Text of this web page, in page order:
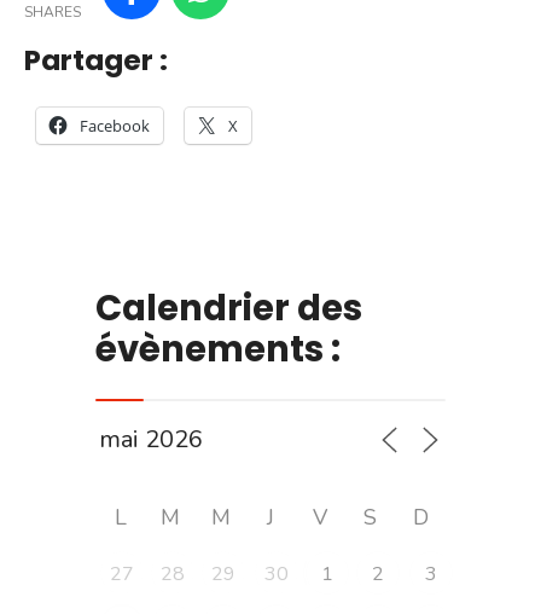
SHARES
Partager :
Facebook X
Calendrier des
évènements :
L M M J V S D
27 28 29 30 1 2
3